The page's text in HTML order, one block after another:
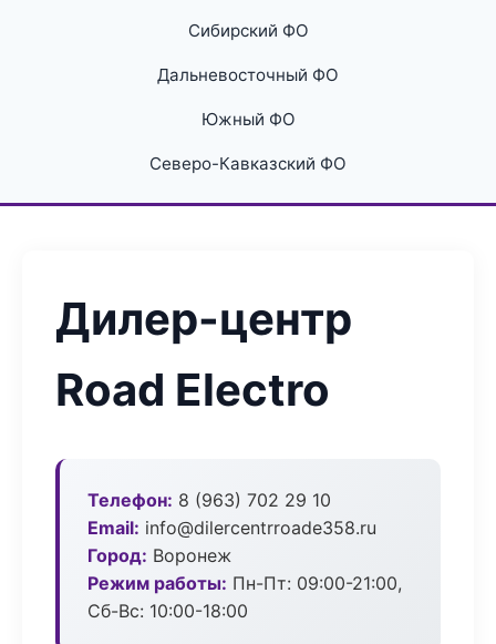
Сибирский ФО
Дальневосточный ФО
Южный ФО
Северо-Кавказский ФО
Дилер-центр
Road Electro
Телефон: 8 (963) 702 29 10
Email: info@dilercentrroade358.ru
Город: Воронеж
Режим работы: Пн-Пт: 09:00-21:00,
Сб-Вс: 10:00-18:00